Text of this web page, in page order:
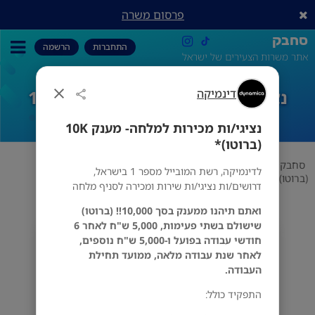
דינמיקה
נציגי/ות מכירות למלחה- מענק 10K
(ברוטו)*
לדינמיקה, רשת המובייל מספר 1 בישראל,
דרושים/ות נציגי/ות שירות ומכירה לסניף מלחה
ואתם תיהנו ממענק בסך 10,000!! (ברוטו)
שישולם בשתי פעימות, 5,000 ש"ח לאחר 6
חודשי עבודה בפועל ו-5,000 ש"ח נוספים,
לאחר שנת עבודה מלאה, ממועד תחילת
העבודה.
התפקיד כולל:
פרסום משרה
סחבק
אתר משרות הצעירים של ישראל
התחברות הרשמה
נציגי/ות מכירות למלחה- מענק 10K
(ברוטו)*
סחבק מכירות
(ברוטו)*
דינמיקה
ירושלים